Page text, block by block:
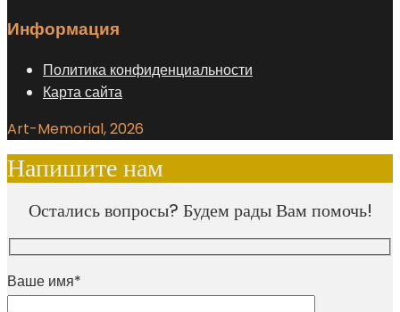
Информация
Политика конфиденциальности
Карта сайта
Art-Memorial, 2026
Напишите нам
Остались вопросы? Будем рады Вам помочь!
Ваше имя*